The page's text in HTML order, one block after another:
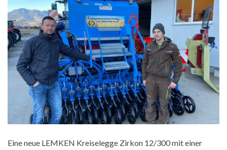
Eine neue LEMKEN Kreiselegge Zirkon 12/300 mit einer